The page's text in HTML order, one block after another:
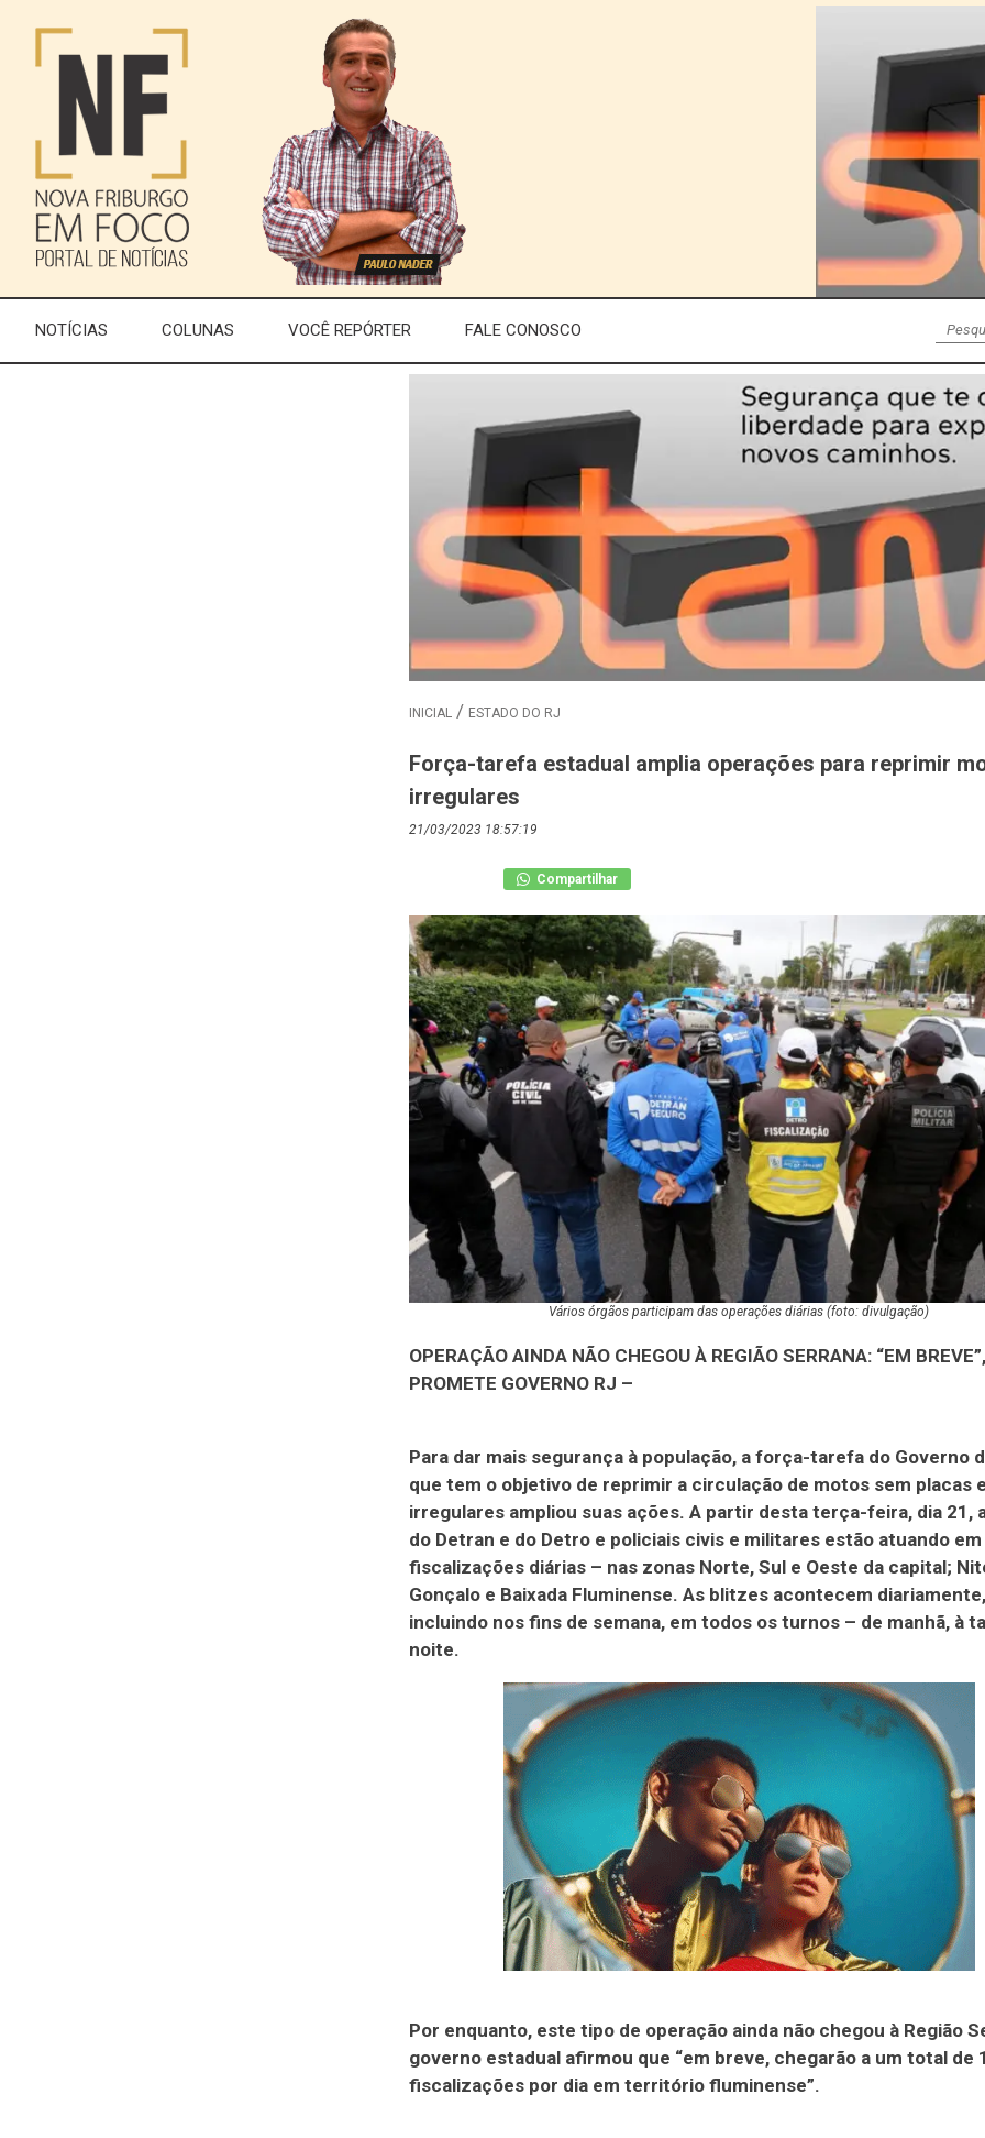
NOTÍCIAS COLUNAS VOCÊ REPÓRTER FALE CONOSCO
INICIAL ESTADO DO RJ
Força-tarefa estadual amplia operações para reprimir
irregulares
21/03/2023 18:57:19
Compartilhar
Vários órgãos participam das operações diárias (foto: divulgação)
OPERAÇÃO AINDA NÃO CHEGOU À REGIÃO SERRANA: “EM BREVE”,
PROMETE GOVERNO RJ –
Para dar mais segurança à população, a força-tarefa do Governo
que tem o objetivo de reprimir a circulação de motos sem placas
irregulares ampliou suas ações. A partir desta terça-feira, dia 21,
do Detran e do Detro e policiais civis e militares estão atuando
fiscalizações diárias – nas zonas Norte, Sul e Oeste da capital;
Gonçalo e Baixada Fluminense. As blitzes acontecem diariamente,
incluindo nos fins de semana, em todos os turnos – de manhã, à
noite.
Por enquanto, este tipo de operação ainda não chegou à Região
governo estadual afirmou que “em breve, chegarão a um total de
fiscalizações por dia em território fluminense”.